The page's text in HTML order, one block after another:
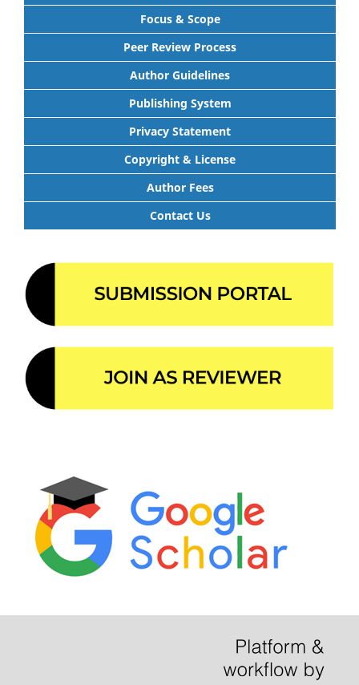
Focus & Scope
Peer Review Process
Author Guidelines
Publishing System
Privacy Statement
Copyright & License
Author Fees
Contact Us